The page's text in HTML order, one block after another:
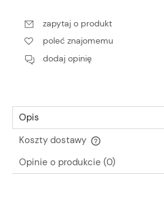
zapytaj o produkt
poleć znajomemu
dodaj opinię
Opis
Koszty dostawy
Cena nie zawiera ewentualnych
Opinie o produkcie (0)